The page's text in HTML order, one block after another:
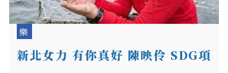
樂
新北女力 有你真好 陳映伶 SDG項